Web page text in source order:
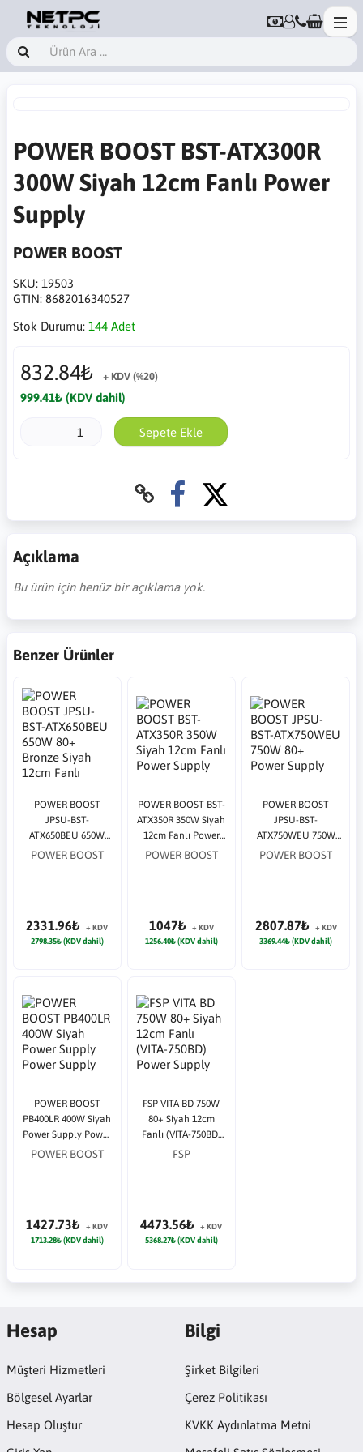
POWER BOOST BST-ATX300R
300W Siyah 12cm Fanlı Power
Supply
POWER BOOST
SKU: 19503
GTIN: 8682016340527
Stok Durumu: 144 Adet
832.84₺ + KDV (%20)
999.41₺ (KDV dahil)
Sepete Ekle
Açıklama
Bu ürün için henüz bir açıklama yok.
Benzer Ürünler
POWER BOOST
JPSU-BST-
ATX650BEU 650W
80+ Bronze Siyah
POWER BOOST
2331.96₺
+ KDV
2798.35₺ (KDV dahil)
POWER BOOST BST-
ATX350R 350W Siyah
12cm Fanlı Power
Supply
POWER BOOST
1047₺
+ KDV
1256.40₺ (KDV dahil)
POWER BOOST
JPSU-BST-
ATX750WEU 750W
80+ Power Supply
POWER BOOST
2807.87₺
+ KDV
3369.44₺ (KDV dahil)
POWER BOOST
PB400LR 400W Siyah
Power Supply Power
Supply
POWER BOOST
1427.73₺
+ KDV
1713.28₺ (KDV dahil)
FSP VITA BD 750W
80+ Siyah 12cm
Fanlı (VITA-750BD)
Power Supply
FSP
4473.56₺
+ KDV
5368.27₺ (KDV dahil)
Hesap
Müşteri Hizmetleri
Bölgesel Ayarlar
Hesap Oluştur
Bilgi
Şirket Bilgileri
Çerez Politikası
KVKK Aydınlatma Metni